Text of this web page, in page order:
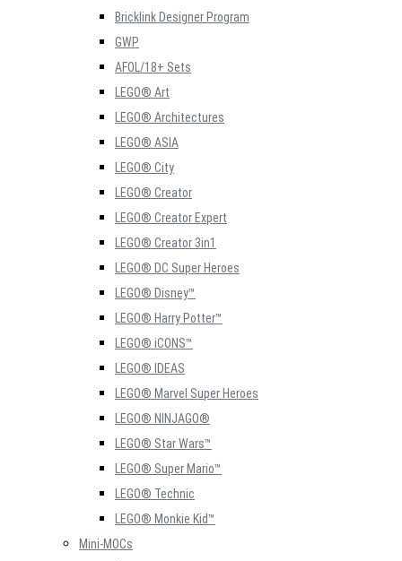
Bricklink Designer Program
GWP
AFOL/18+ Sets
LEGO® Art
LEGO® Architectures
LEGO® ASIA
LEGO® City
LEGO® Creator
LEGO® Creator Expert
LEGO® Creator 3in1
LEGO® DC Super Heroes
LEGO® Disney™
LEGO® Harry Potter™
LEGO® iCONS™
LEGO® IDEAS
LEGO® Marvel Super Heroes
LEGO® NINJAGO®
LEGO® Star Wars™
LEGO® Super Mario™
LEGO® Technic
LEGO® Monkie Kid™
Mini-MOCs